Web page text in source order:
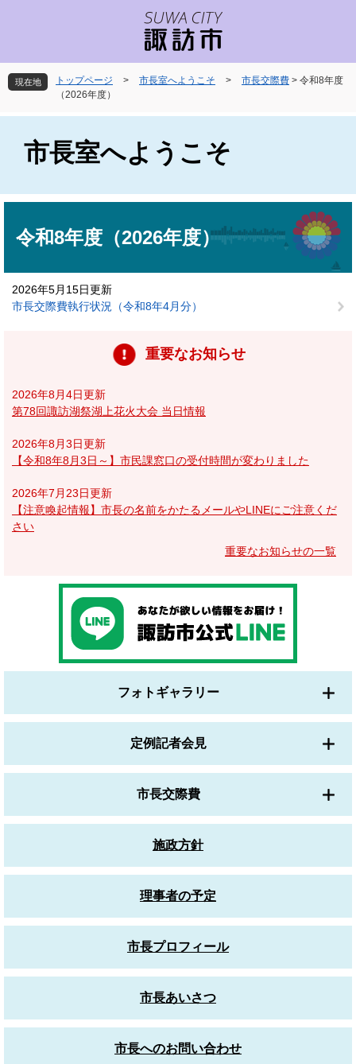
先
頭
を
飛
へ
現在地 トップページ > 市長室へようこそ > 市長交際費 > 令和8年度
（2026年度）
市長室へようこそ
令和8年度（2026年度）
2026年5月15日更新
市長交際費執行状況（令和8年4月分）
重要なお知らせ
2026年8月4日更新
第78回諏訪湖祭湖上花火大会 当日情報
2026年8月3日更新
【令和8年8月3日～】市民課窓口の受付時間が変わりました
2026年7月23日更新
【注意喚起情報】市長の名前をかたるメールやLINEにご注意くだ
さい
重要なお知らせの一覧
フォトギャラリー
定例記者会見
市長交際費
施政方針
理事者の予定
市長プロフィール
市長あいさつ
市長へのお問い合わせ